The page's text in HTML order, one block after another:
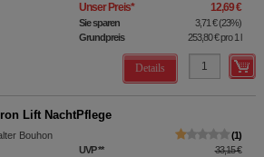
Unser Preis* 12,69 €
Sie sparen 3,71 €(23%)
Grundpreis
253,80 €pro 1 l
Details
Lift NachtPflege
Bouhon
1
UVP** 33,15 €